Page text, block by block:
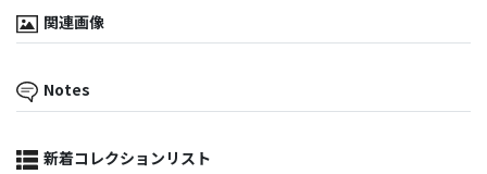
関連画像
Notes
新着コレクションリスト